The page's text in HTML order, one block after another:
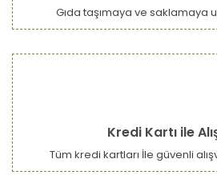
Gıda taşımaya ve saklamaya
Kredi Kartı ile
Tüm kredi kartları İle güvenli